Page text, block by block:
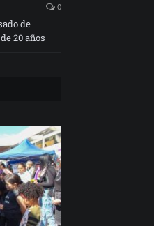
0
de
20 años